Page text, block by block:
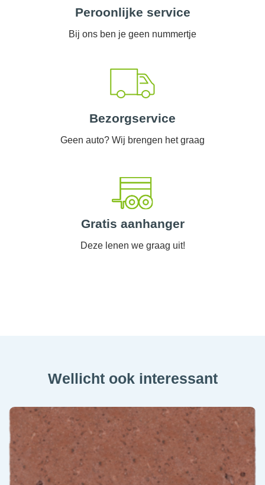
Peroonlijke service
Bij ons ben je geen nummertje
Bezorgservice
Geen auto? Wij brengen het graag
Gratis aanhanger
Deze lenen we graag uit!
Wellicht ook interessant